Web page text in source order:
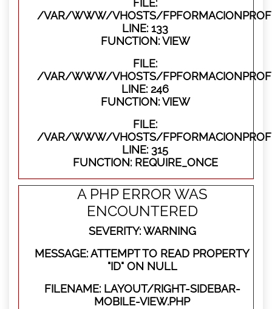
FILE:
/VAR/WWW/VHOSTS/
LINE: 133
FUNCTION: VIEW
FILE:
/VAR/WWW/VHOSTS/
LINE: 246
FUNCTION: VIEW
FILE:
/VAR/WWW/VHOSTS/
LINE: 315
FUNCTION: REQUIRE_ONCE
A PHP ERROR WAS
ENCOUNTERED
SEVERITY: WARNING
MESSAGE: ATTEMPT TO READ PROPERTY
"ID" ON NULL
FILENAME: LAYOUT/RIGHT-SIDEBAR-
MOBILE-VIEW.PHP